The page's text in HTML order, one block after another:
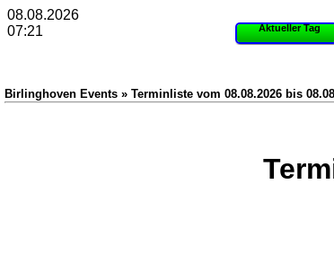
Aktueller Tag
Birlinghoven Events » Terminliste vom 08.08.2026 bis
08.08.2026
07:21